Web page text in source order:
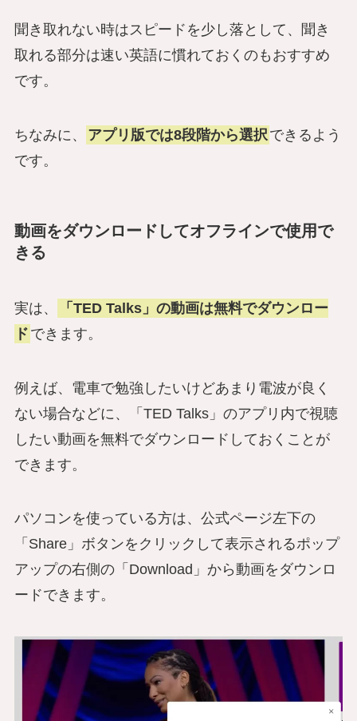
聞き取れない時はスピードを少し落として、聞き
取れる部分は速い英語に慣れておくのもおすすめ
です。
ちなみに、 アプリ版では8段階から選択できるよう
です。
動画をダウンロードしてオフラインで使用で
きる
実は、
「TED Talks」の動画は無料でダウンロー
ド できます。
例えば、電車で勉強したいけどあまり電波が良く
ない場合などに、「TED Talks」のアプリ内で視聴
したい動画を無料でダウンロードしておくことが
できます。
パソコンを使っている方は、公式ページ左下の
「Share」ボタンをクリックして表示されるポップ
アップの右側の「Download」から動画をダウンロ
ードできます。